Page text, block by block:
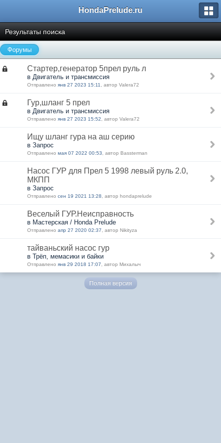
HondaPrelude.ru
Результаты поиска
Форумы
Стартер,генератор 5прел руль л
в Двигатель и трансмиссия
Отправлено янв 27 2023 15:11 , автор Valera72
Гур,шланг 5 прел
в Двигатель и трансмиссия
Отправлено янв 27 2023 15:52 , автор Valera72
Ищу шланг гура на аш серию
в Запрос
Отправлено мая 07 2022 00:53 , автор Bassterman
Насос ГУР для Прел 5 1998 левый руль 2.0,
МКПП
в Запрос
Отправлено сен 19 2021 13:28 , автор hondaprelude
Веселый ГУР.Неисправность
в Мастерская / Honda Prelude
Отправлено апр 27 2020 02:37 , автор Nikityza
тайваньский насос гур
в Трёп, мемасики и байки
Отправлено янв 29 2018 17:07 , автор Михалыч
Полная версия